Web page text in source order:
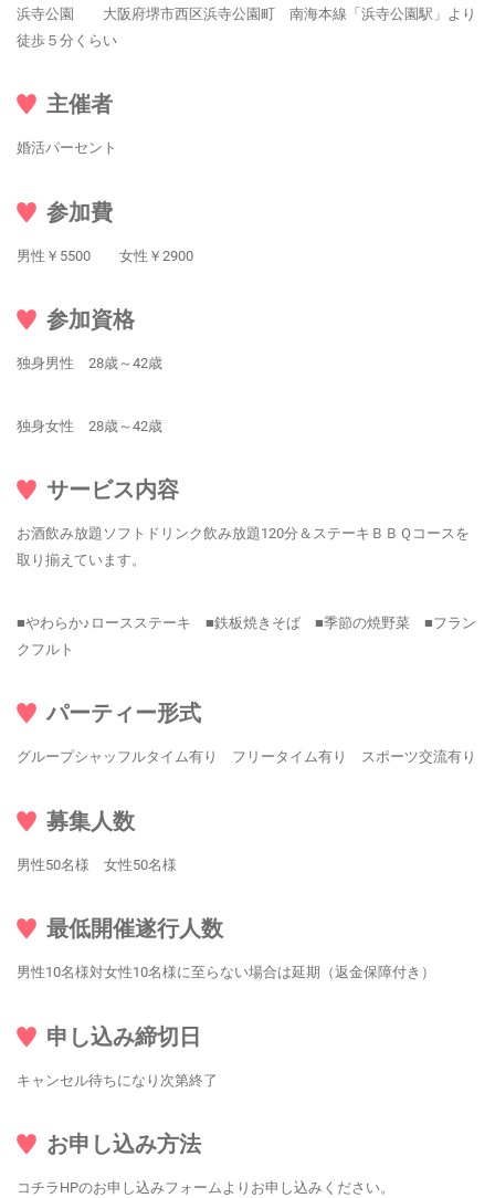
浜寺公園 大阪府堺市西区浜寺公園町 南海本線「浜寺公園駅」より
徒歩５分くらい
主催者
婚活パーセント
参加費
男性￥5500 女性￥2900
参加資格
独身男性 28歳～42歳
独身女性 28歳～42歳
サービス内容
お酒飲み放題ソフトドリンク飲み放題120分＆ステーキＢＢＱコースを
取り揃えています。
■やわらか♪ロースステーキ ■鉄板焼きそば ■季節の焼野菜 ■フラン
クフルト
パーティー形式
グループシャッフルタイム有り フリータイム有り スポーツ交流有り
募集人数
男性50名様 女性50名様
最低開催遂行人数
男性10名様対女性10名様に至らない場合は延期（返金保障付き）
申し込み締切日
キャンセル待ちになり次第終了
お申し込み方法
コチラHPのお申し込みフォームよりお申し込みください。